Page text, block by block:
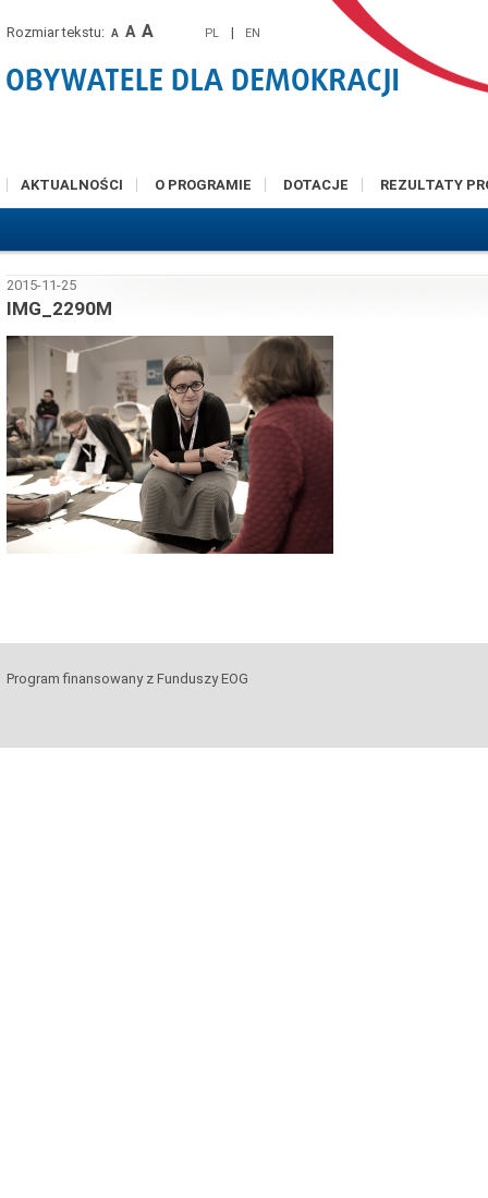
Rozmiar tekstu: A A A PL | EN
AKTUALNOŚCI O PROGRAMIE DOTACJE REZULTATY
2015-11-25
IMG_2290M
Program finansowany z Funduszy EOG